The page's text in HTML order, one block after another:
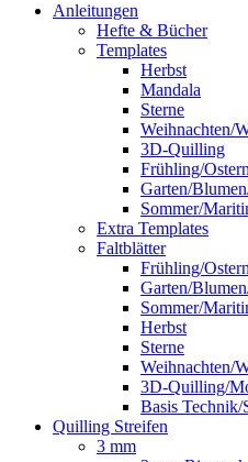
Anleitungen
Hefte & Bücher
Templates
Herbst
Mandala
Sterne
Weihnachten/
3D-Quilling
Frühling/Ostern
Garten/
Sommer/
Extra Templates
Faltblätter
Frühling/Ostern
Garten/
Sommer/
Herbst
Sterne
Weihnachten/
3D-Quilling/
Basis Technik/
Quilling Streifen
3 mm